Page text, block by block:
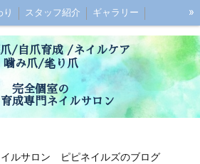
り スタッフ紹介 ギャラリー
方へ ご予約 最強のネイルケアとは？
アクセス お問い合わせ お客様の声
»
/自爪育成 /ネイルケア
噛み爪/毟り爪
完全個室の
成専門ネイルサロン
ルサロン ピピネイルズのブログ